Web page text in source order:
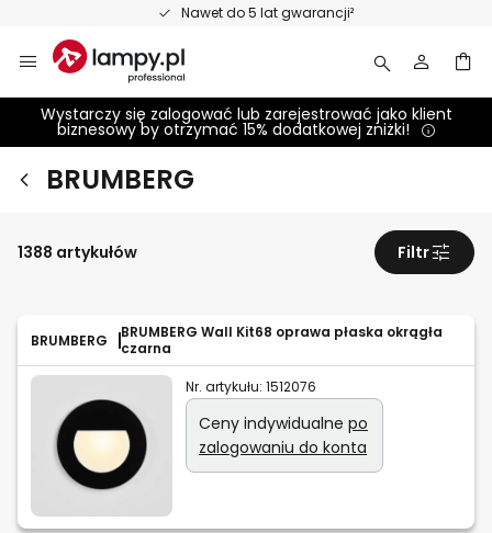
Nawet do 5 lat gwarancji²
treści
Wystarczy się zalogować lub zarejestrować jako klient
biznesowy by otrzymać 15% dodatkowej zniżki!
BRUMBERG
BRUMBERG
BRUMBERG Wall Kit68 oprawa płaska okrągła
czarna
Nr. artykułu: 1512076
Ceny indywidualne po
zalogowaniu do konta
1388 artykułów Filtr